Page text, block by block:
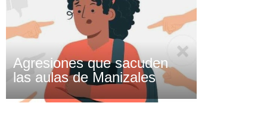
Agresiones que sacuden
las aulas de Manizales